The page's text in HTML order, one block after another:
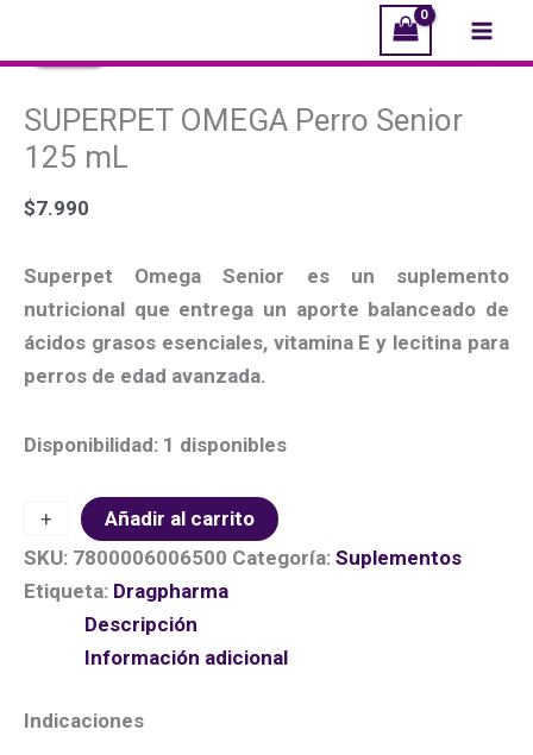
SUPERPET OMEGA Perro Senior
125 mL
$7.990
Superpet Omega Senior es un suplemento
nutricional que entrega un aporte balanceado de
ácidos grasos esenciales, vitamina E y lecitina para
perros de edad avanzada.
Disponibilidad: 1 disponibles
-
Senior
125
cantidad
+
Añadir al carrito
SKU: 7800006006500 Categoría: Suplementos
Etiqueta: Dragpharma
Descripción
Información adicional
Indicaciones
era:
es:
era:
es:
era:
es: